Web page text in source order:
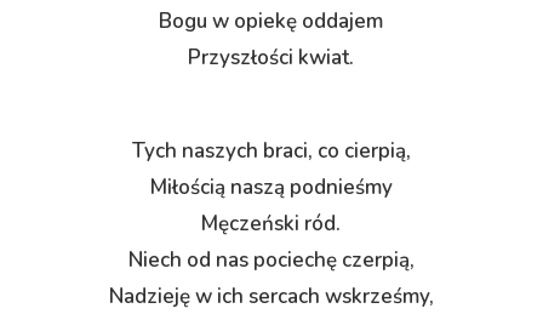
Bogu w opiekę oddajem
Przyszłości kwiat.
Tych naszych braci, co cierpią,
Miłością naszą podnieśmy
Męczeński ród.
Niech od nas pociechę czerpią,
Nadzieję w ich sercach wskrześmy,